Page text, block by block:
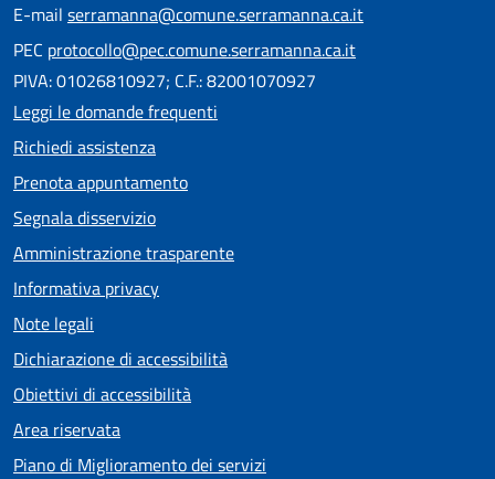
E-mail serramanna@comune.serramanna.ca.it
PEC protocollo@pec.comune.serramanna.ca.it
PIVA: 01026810927; C.F.: 82001070927
Leggi le domande frequenti
Richiedi assistenza
Prenota appuntamento
Segnala disservizio
Amministrazione trasparente
Informativa privacy
Note legali
Dichiarazione di accessibilità
Obiettivi di accessibilità
Area riservata
Piano di Miglioramento dei servizi